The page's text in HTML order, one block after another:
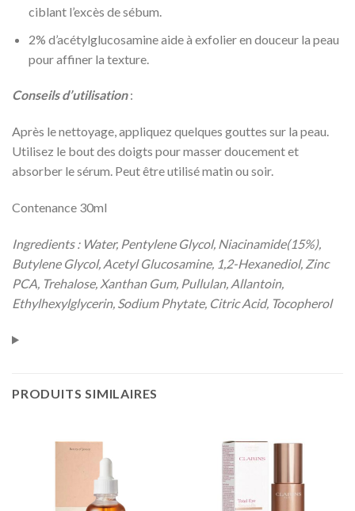
ciblant l’excès de sébum.
2% d’acétylglucosamine aide à exfolier en douceur la peau
pour affiner la texture.
Conseils d’utilisation:
Après le nettoyage, appliquez quelques gouttes sur la peau.
Utilisez le bout des doigts pour masser doucement et
absorber le sérum. Peut être utilisé matin ou soir.
Contenance 30ml
Ingredients : Water, Pentylene Glycol, Niacinamide(15%),
Butylene Glycol, Acetyl Glucosamine, 1,2-Hexanediol, Zinc
PCA, Trehalose, Xanthan Gum, Pullulan, Allantoin,
Ethylhexylglycerin, Sodium Phytate, Citric Acid, Tocopherol
PRODUITS SIMILAIRES